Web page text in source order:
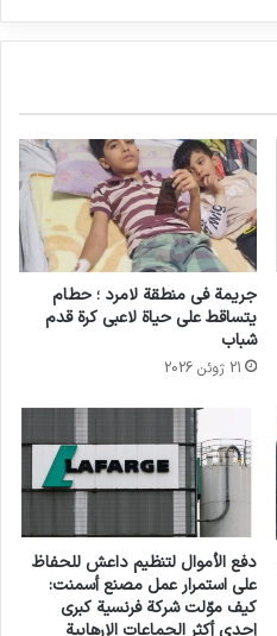
جريمة في منطقة لامرد ؛ حطام
يتساقط على حياة لاعبي كرة قدم
شباب
21 ژوئن 2026
دفع الأموال لتنظيم داعش للحفاظ
على استمرار عمل مصنع أسمنت:
كيف موّلت شركة فرنسية كبرى
إحدى أكثر الجماعات الإرهابية